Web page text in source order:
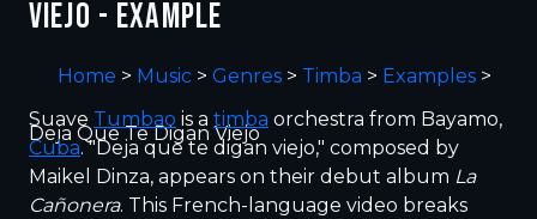
VIEJO - EXAMPLE
Home > Music > Genres > Timba > Examples >
Deja Que Te Digan Viejo
Suave Tumbao is a timba orchestra from Bayamo,
Cuba. "Deja que te digan viejo," composed by
Maikel Dinza, appears on their debut album La
Cañonera. This French-language video breaks